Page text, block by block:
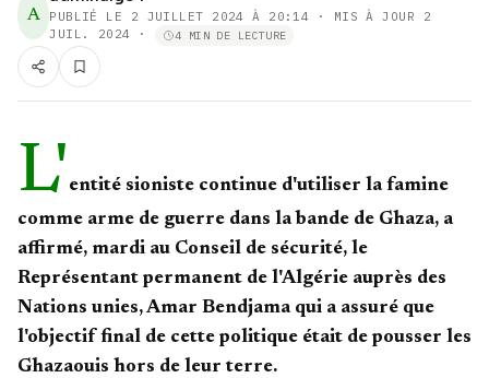
A PUBLIÉ LE 2 JUILLET 2024 À 20:14 · MIS À JOUR 2
JUIL. 2024
· 4 MIN DE LECTURE
L' entité sioniste continue d'utiliser la famine
comme arme de guerre dans la bande de Ghaza, a
affirmé, mardi au Conseil de sécurité, le
Représentant permanent de l'Algérie auprès des
Nations unies, Amar Bendjama qui a assuré que
l'objectif final de cette politique était de pousser les
Ghazaouis hors de leur terre.